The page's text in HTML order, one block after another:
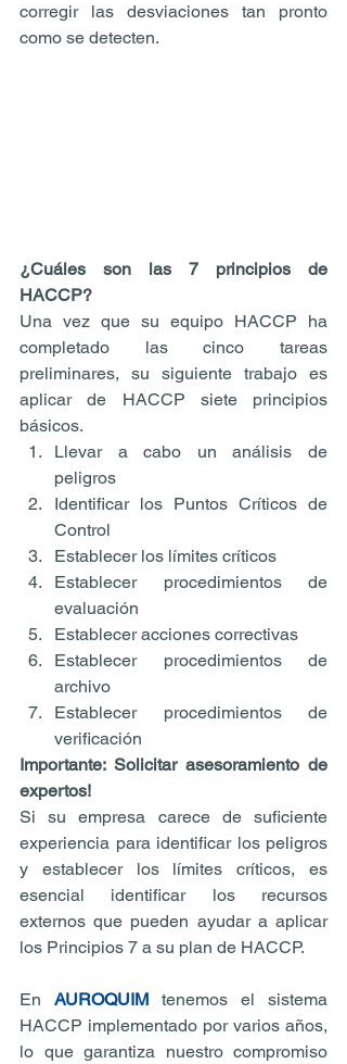
corregir las desviaciones tan pronto
como se detecten.
¿Cuáles son las 7 principios de
HACCP?
Una vez que su equipo HACCP ha
completado las cinco tareas
preliminares, su siguiente trabajo es
aplicar de HACCP siete principios
básicos.
Llevar a cabo un análisis de
peligros
Identificar los Puntos Críticos de
Control
Establecer los límites críticos
Establecer procedimientos de
evaluación
Establecer acciones correctivas
Establecer procedimientos de
archivo
Establecer procedimientos de
verificación
Importante: Solicitar asesoramiento de
expertos!
Si su empresa carece de suficiente
experiencia para identificar los peligros
y establecer los límites críticos, es
esencial identificar los recursos
externos que pueden ayudar a aplicar
los Principios 7 a su plan de HACCP.
En AUROQUIM tenemos el sistema
HACCP implementado por varios años,
lo que garantiza nuestro compromiso